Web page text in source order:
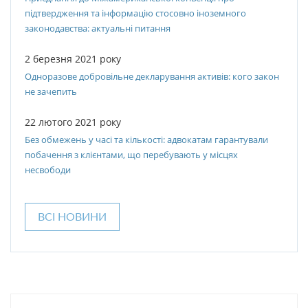
підтвердження та інформацію стосовно іноземного
законодавства: актуальні питання
2 березня 2021 року
Одноразове добровільне декларування активів: кого закон
не зачепить
22 лютого 2021 року
Без обмежень у часі та кількості: адвокатам гарантували
побачення з клієнтами, що перебувають у місцях
несвободи
ВСІ НОВИНИ